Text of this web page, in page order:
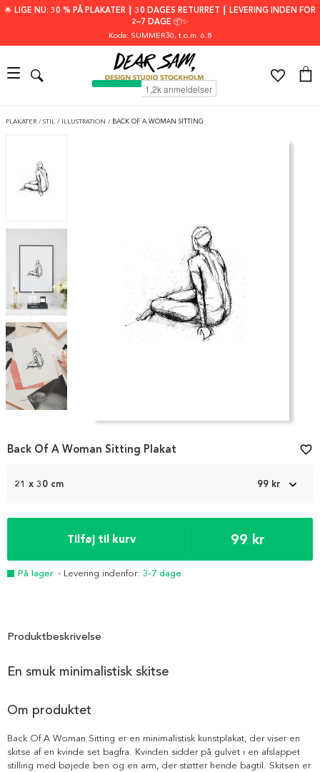
🌟 LIGE NU: 30 % PÅ PLAKATER ┃ 30 DAGES RETURRET ┃ LEVERING INDEN FOR
2–7 DAGE 📦✨
Kode: SUMMER30, t.o.m. 6.8
PLAKATER / STIL / ILLUSTRATION / BACK OF A WOMAN SITTING
1
21 x 30 cm 99 kr
Tilføj til kurv 99 kr
På lager - Levering indenfor: 3-7 dage
Back Of A Woman Sitting Plakat favorite_border
Produktbeskrivelse
En smuk minimalistisk skitse
Om produktet
Back Of A Woman Sitting er en minimalistisk kunstplakat, der viser en
skitse af en kvinde set bagfra. Kvinden sidder på gulvet i en afslappet
stilling med bøjede ben og en arm, der støtter hende bagtil. Skitsen er